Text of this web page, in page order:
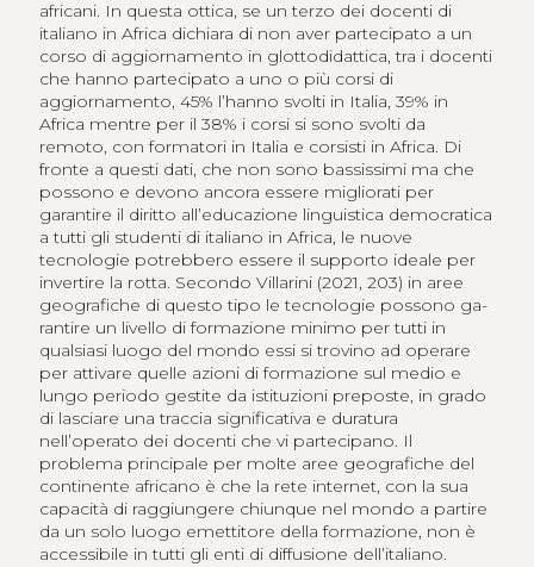
africani. In questa ottica, se un terzo dei docenti di
italiano in Africa dichiara di non aver partecipato a un
corso di aggiornamento in glottodidattica, tra i docenti
che hanno partecipato a uno o più corsi di
aggiornamento, 45% l’hanno svolti in Italia, 39% in
Africa mentre per il 38% i corsi si sono svolti da
remoto, con formatori in Italia e corsisti in Africa. Di
fronte a questi dati, che non sono bassissimi ma che
possono e devono ancora essere migliorati per
garantire il diritto all’educazione linguistica democratica
a tutti gli studenti di italiano in Africa, le nuove
tecnologie potrebbero essere il supporto ideale per
invertire la rotta. Secondo Villarini (2021, 203) in aree
geografiche di questo tipo le tecnologie possono ga­
rantire un livello di formazione minimo per tutti in
qualsiasi luogo del mondo essi si trovino ad operare
per attivare quelle azioni di formazione sul medio e
lungo periodo gestite da istituzioni preposte, in grado
di lasciare una traccia significativa e duratura
nell’operato dei docenti che vi partecipano. Il
problema principale per molte aree geografiche del
continente africano è che la rete internet, con la sua
capacità di raggiungere chiunque nel mondo a partire
da un solo luogo emettitore della formazione, non è
accessibile in tutti gli enti di diffusione dell’italiano.